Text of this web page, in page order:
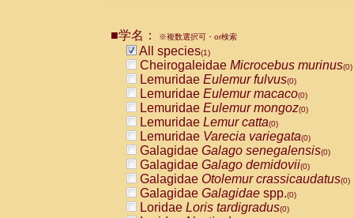
CebidaeCebus nigrivittatus
CebidaeCebus
CebidaeSaimiri boliviensis(0)
CebidaeSaimiri sciureus(0)
AtelidaeAlouatta caraya(0)
AtelidaeAlouatta fusca(0)
AtelidaeAlouatta seniculus
AtelidaeAlouattaspp.(0)
AtelidaeAteles belzebuth(0)
AtelidaeAteles geoffroyi(0)
AtelidaeAteles paniscus(0)
AtelidaeAtelesspp.(0)
Atelidae Lagothrix lagothricha
■学名： ※複数選択可・or検索
All species(1)
Cheirogaleidae Microcebus murinus(0)
Lemuridae Eulemur fulvus(0)
Lemuridae Eulemur macaco(0)
Lemuridae Eulemur mongoz(0)
Lemuridae Lemur catta(0)
Lemuridae Varecia variegata(0)
Galagidae Galago senegalensis(0)
Galagidae Galago demidovii(0)
Galagidae Otolemur crassicaudatus(0)
Galagidae Galagidae spp.(0)
Loridae Loris tardigradus(0)